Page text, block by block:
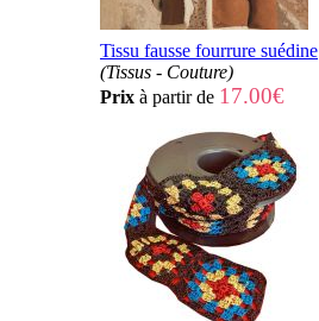
Tissu fausse fourrure suédine
(Tissus - Couture)
Prix à partir de 17.00€